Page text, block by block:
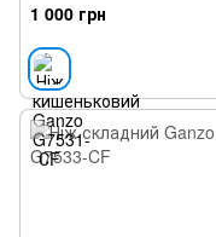
1 000 грн